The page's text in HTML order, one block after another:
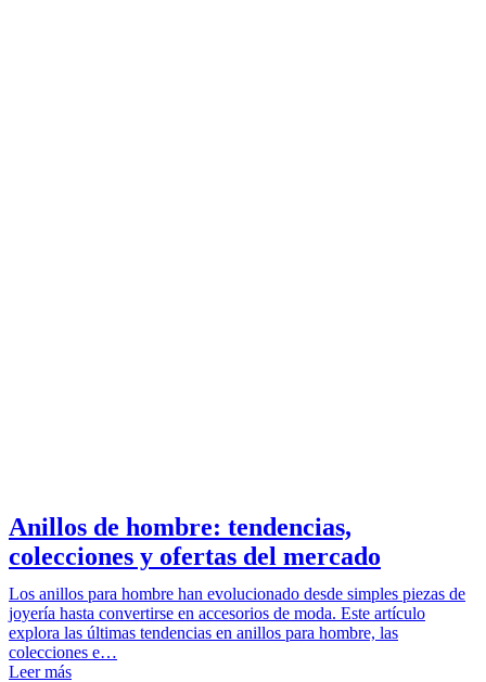
Anillos de hombre: tendencias,
colecciones y ofertas del mercado
Los anillos para hombre han evolucionado desde simples piezas de
joyería hasta convertirse en accesorios de moda. Este artículo
explora las últimas tendencias en anillos para hombre, las
colecciones e…
Leer más